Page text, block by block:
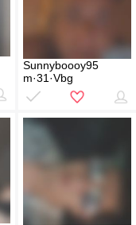
Sunnyboooy95
m·31·Vbg